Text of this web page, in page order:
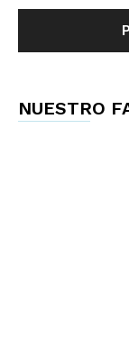
NUESTRO